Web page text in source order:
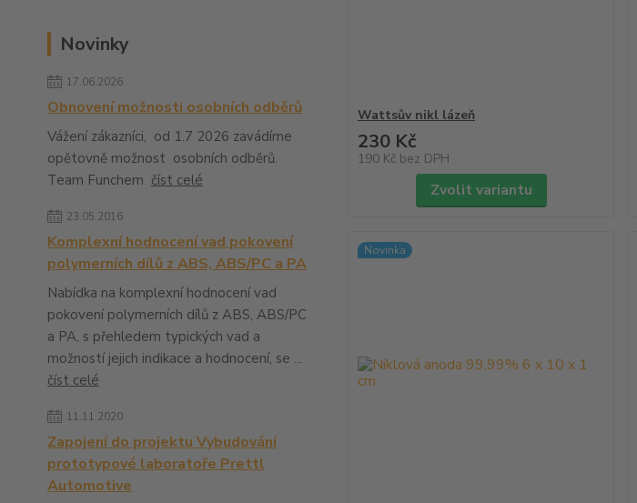
Novinky
17.06.2026
Obnovení možnosti osobních odběrů
Vážení zákazníci, od 1.7 2026 zavádíme
opětovně možnost osobních odběrů.
Team Funchem číst celé
23.05.2016
Komplexní hodnocení vad pokovení
polymerních dílů z ABS, ABS/PC a PA
Nabídka na komplexní hodnocení vad
pokovení polymerních dílů z ABS, ABS/PC
a PA, s přehledem typických vad a
možností jejich indikace a hodnocení, se ...
číst celé
11.11.2020
Zapojení do projektu Vybudování
prototypové laboratoře Prettl
Automotive
Wattsův nikl lázeň
230 Kč
190 Kč bez DPH
Zvolit variantu
Novinka